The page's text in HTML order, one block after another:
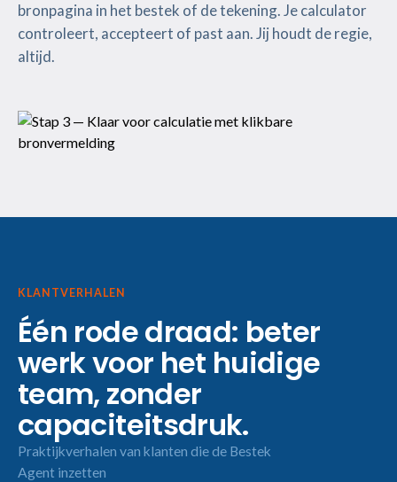
bronpagina in het bestek of de tekening. Je calculator
controleert, accepteert of past aan. Jij houdt de regie,
altijd.
KLANTVERHALEN
Één rode draad: beter
werk voor het huidige
team, zonder
capaciteitsdruk.
Praktijkverhalen van klanten die de Bestek
Agent inzetten